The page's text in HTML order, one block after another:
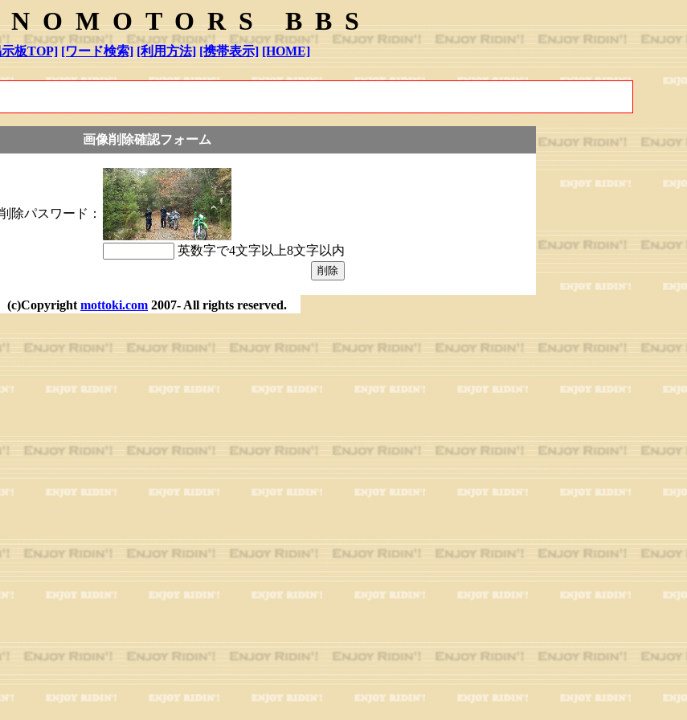
BBS
板TOP] [ワード検索] [利用方法] [携帯表示] [HOME]
画像削除確認フォーム
除パスワード：
英数字で4文字以上8文字以内
(c)Copyright mottoki.com 2007- All rights reserved.